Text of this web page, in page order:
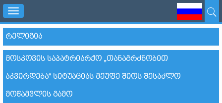
Toggle
navigation
ᲠᲔᲚᲘᲒᲘᲐ
ᲛᲝᲡᲙᲝᲕᲘᲡ ᲡᲐᲞᲐᲢᲠᲘᲐᲠᲥᲝ „ᲗᲐᲜᲐᲒᲠᲫᲜᲝᲑᲘᲗ
ᲐᲙᲕᲘᲠᲓᲔᲑᲐ“ ᲡᲘᲢᲣᲐᲪᲘᲐᲡ ᲛᲔᲣᲤᲔ ᲨᲘᲝᲡ ᲨᲔᲡᲐᲫᲚᲝ
ᲛᲝᲬᲐᲛᲕᲚᲘᲡ ᲒᲐᲛᲝ